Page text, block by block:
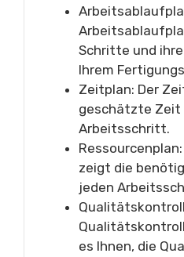
Schritte und
Ihrem
Zeitplan: Der
geschätzte Zeit
Arbeitsschritt.
zeigt die
jeden
es Ihnen, die